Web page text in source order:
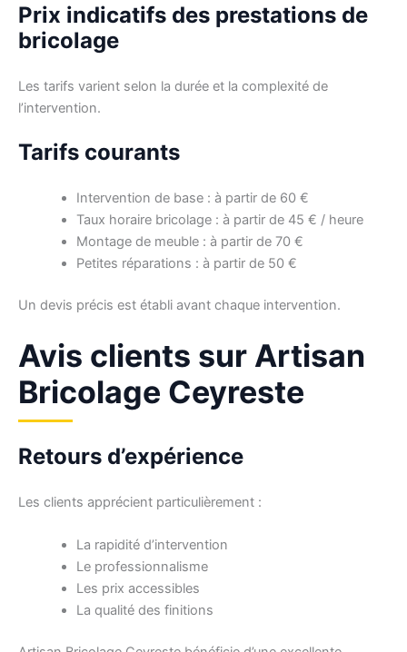
Prix indicatifs des prestations de
bricolage
Les tarifs varient selon la durée et la complexité de
l’intervention.
Tarifs courants
Intervention de base : à partir de 60 €
Taux horaire bricolage : à partir de 45 € / heure
Montage de meuble : à partir de 70 €
Petites réparations : à partir de 50 €
Un devis précis est établi avant chaque intervention.
Avis clients sur Artisan
Bricolage Ceyreste
Retours d’expérience
Les clients apprécient particulièrement :
La rapidité d’intervention
Le professionnalisme
Les prix accessibles
La qualité des finitions